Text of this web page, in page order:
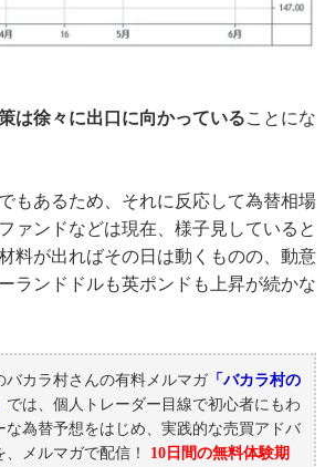
は徐々に出口に向かっていることにな
もあるため、それに反応して為替相場
ァンドなどは現在、様子見していると
料が出ればその日は動くものの、動意
ランドドルも英ポンドも上昇が続かな
カラ村さんの有料メルマガ「バカラ村の
では、個人トレーダー目線で初心者にもわ
な為替予想をはじめ、実践的な売買アドバ
メルマガで配信！
10日間の無料体験期